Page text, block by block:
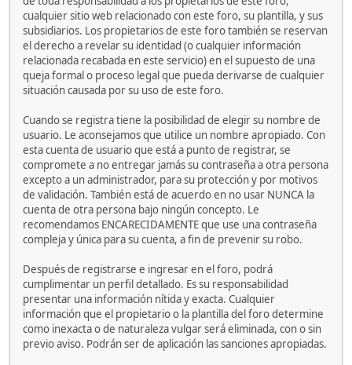
cualquier sitio web relacionado con este foro, su plantilla, y sus
subsidiarios. Los propietarios de este foro también se reservan
el derecho a revelar su identidad (o cualquier información
relacionada recabada en este servicio) en el supuesto de una
queja formal o proceso legal que pueda derivarse de cualquier
situación causada por su uso de este foro.
Cuando se registra tiene la posibilidad de elegir su nombre de
usuario. Le aconsejamos que utilice un nombre apropiado. Con
esta cuenta de usuario que está a punto de registrar, se
compromete a no entregar jamás su contraseña a otra persona
excepto a un administrador, para su protección y por motivos
de validación. También está de acuerdo en no usar NUNCA la
cuenta de otra persona bajo ningún concepto. Le
recomendamos ENCARECIDAMENTE que use una contraseña
compleja y única para su cuenta, a fin de prevenir su robo.
Después de registrarse e ingresar en el foro, podrá
cumplimentar un perfil detallado. Es su responsabilidad
presentar una información nítida y exacta. Cualquier
información que el propietario o la plantilla del foro determine
como inexacta o de naturaleza vulgar será eliminada, con o sin
previo aviso. Podrán ser de aplicación las sanciones apropiadas.